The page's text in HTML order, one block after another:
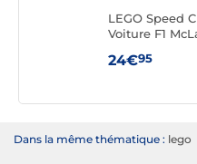
LEGO Speed
Voiture F1
24€95
Dans la même thématique : lego